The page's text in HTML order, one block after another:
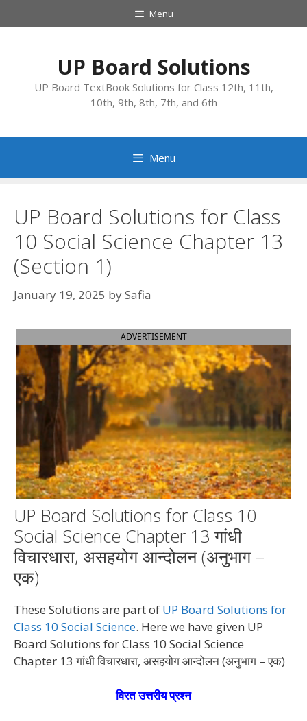
to
Menu
UP Board Solutions
UP Board TextBook Solutions for Class 12th, 11th,
10th, 9th, 8th, 7th, and 6th
Menu
UP Board Solutions for Class
10 Social Science Chapter 13
(Section 1)
January 19, 2025 bySafia
ADVERTISEMENT
UP Board Solutions for Class 10
Social Science Chapter 13 गांधी
विचारधारा, असहयोग आन्दोलन (अनुभाग –
एक)
These Solutions are part of UP Board Solutions for
Class 10 Social Science. Here we have given UP
Board Solutions for Class 10 Social Science
Chapter 13 गांधी विचारधारा, असहयोग आन्दोलन (अनुभाग – एक)
विरत उत्तरीय प्रश्न